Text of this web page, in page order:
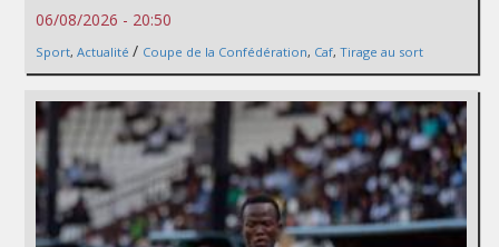
06/08/2026 - 20:50
Sport, Actualité / Coupe de la Confédération, Caf, Tirage au sort